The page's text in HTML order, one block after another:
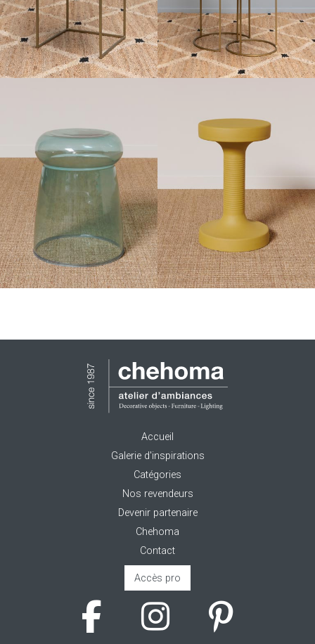
Accueil
Galerie d'inspirations
Catégories
Nos revendeurs
Devenir partenaire
Chehoma
Contact
Accès pro